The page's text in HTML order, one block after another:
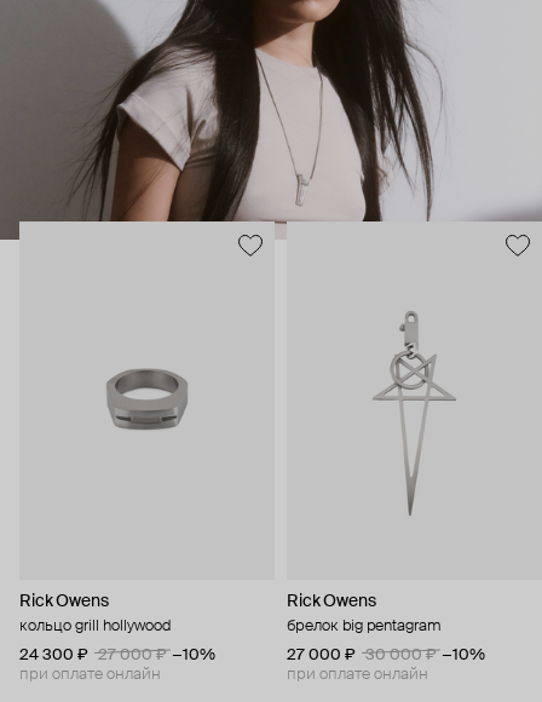
всем мире. Rick Owens – для тех, кто ценит концептуальное и
непривычное, а не только конвенционально красивое. В
украшениях бренда этот бунтарский подход повторяется.
Кольца – непривычно большие, с острыми деталями, каффы –
массивные и черненые, браслеты – угловатые и увесистые
даже на вид. Тем, кто готов выдержать всю тяжесть высокой
Rick Owens
кольцо grill hollywood
24 300 ₽
27 000 ₽ −10%
при оплате онлайн
Rick Owens
брелок big pentagram
27 000 ₽
30 000 ₽ −10%
при оплате онлайн